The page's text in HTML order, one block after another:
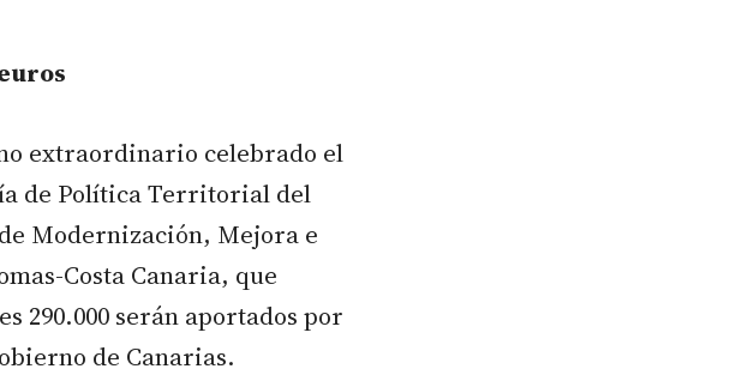
extraordinario celebrado el
de Política Territorial del
Modernización, Mejora e
Costa Canaria, que
290.000 serán aportados por
de Canarias.